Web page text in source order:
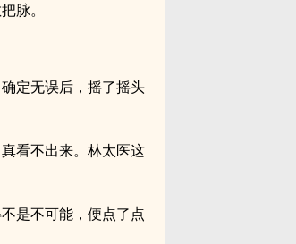
脉。
定无误后，摇了摇头
看不出来。林太医这
是不可能，便点了点